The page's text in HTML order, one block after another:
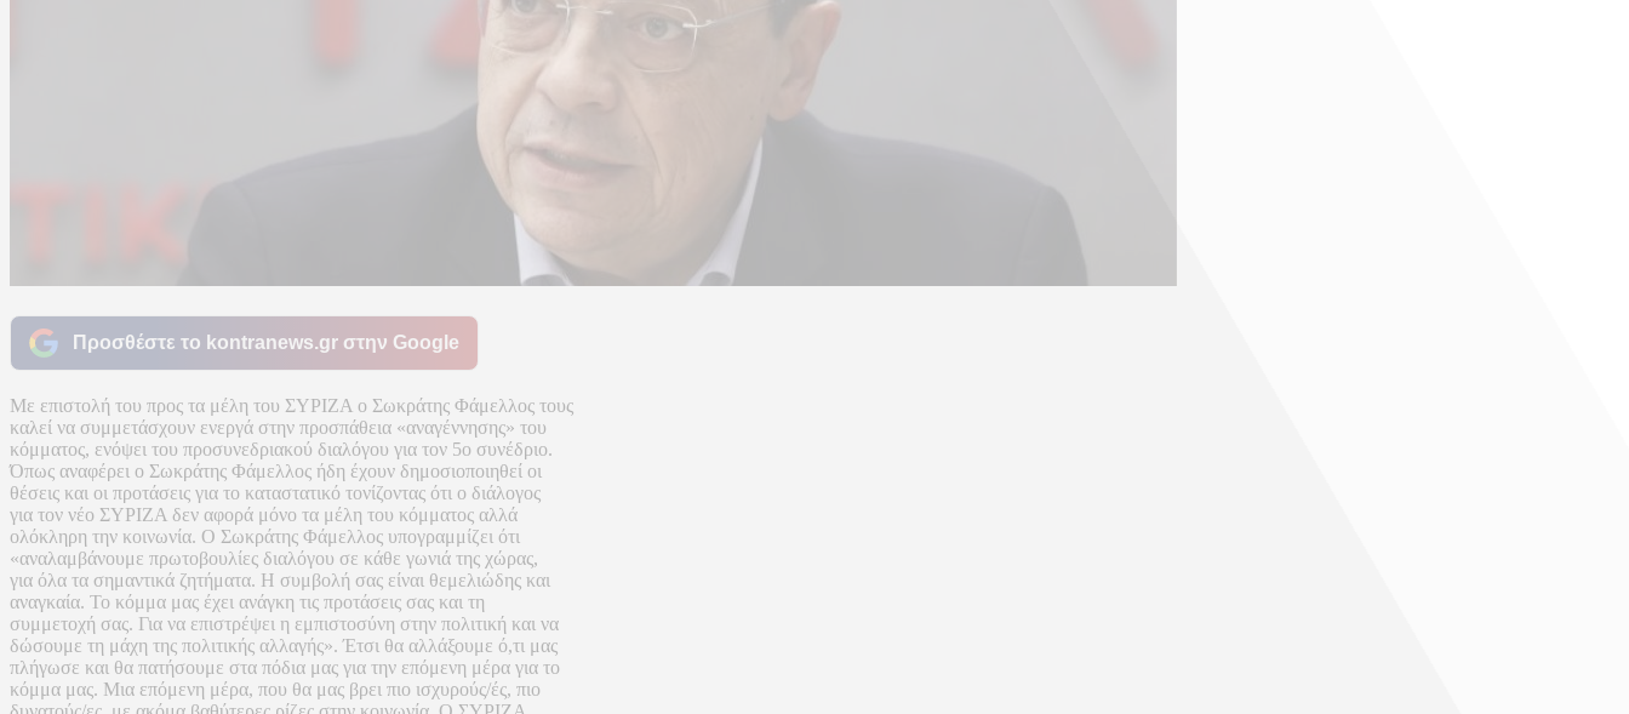
Προσθέστε το kontranews.gr στην Google
Με επιστολή του προς τα μέλη του ΣΥΡΙΖΑ ο Σωκράτης Φάμελλος τους
καλεί να συμμετάσχουν ενεργά στην προσπάθεια «αναγέννησης» του
κόμματος, ενόψει του προσυνεδριακού διαλόγου για τον 5ο συνέδριο.
Όπως αναφέρει ο Σωκράτης Φάμελλος ήδη έχουν δημοσιοποιηθεί οι
θέσεις και οι προτάσεις για το καταστατικό τονίζοντας ότι ο διάλογος
για τον νέο ΣΥΡΙΖΑ δεν αφορά μόνο τα μέλη του κόμματος αλλά
ολόκληρη την κοινωνία. Ο Σωκράτης Φάμελλος υπογραμμίζει ότι
«αναλαμβάνουμε πρωτοβουλίες διαλόγου σε κάθε γωνιά της χώρας,
για όλα τα σημαντικά ζητήματα. Η συμβολή σας είναι θεμελιώδης και
αναγκαία. Το κόμμα μας έχει ανάγκη τις προτάσεις σας και τη
συμμετοχή σας. Για να επιστρέψει η εμπιστοσύνη στην πολιτική και να
δώσουμε τη μάχη της πολιτικής αλλαγής». Έτσι θα αλλάξουμε ό,τι μας
πλήγωσε και θα πατήσουμε στα πόδια μας για την επόμενη μέρα για το
κόμμα μας. Μια επόμενη μέρα, που θα μας βρει πιο ισχυρούς/ές, πιο